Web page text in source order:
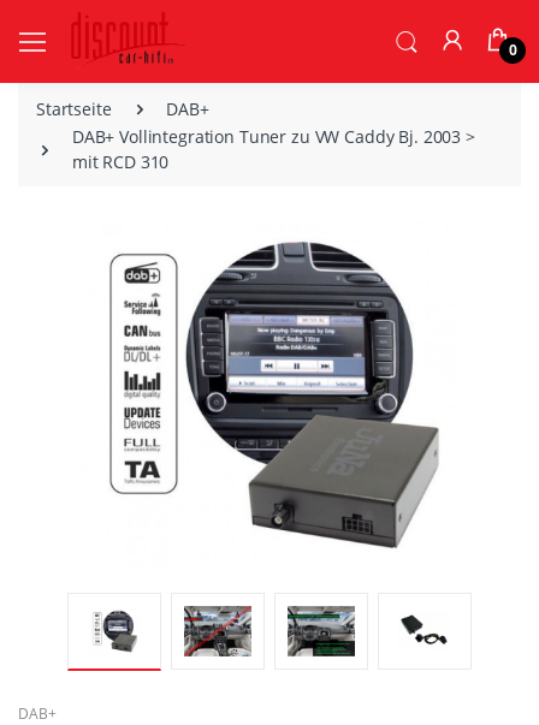
0
Startseite
DAB+
DAB+ Vollintegration Tuner zu VW Caddy Bj. 2003 >
mit RCD 310
DAB+